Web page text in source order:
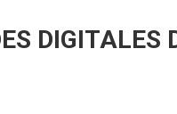
DIGITALES